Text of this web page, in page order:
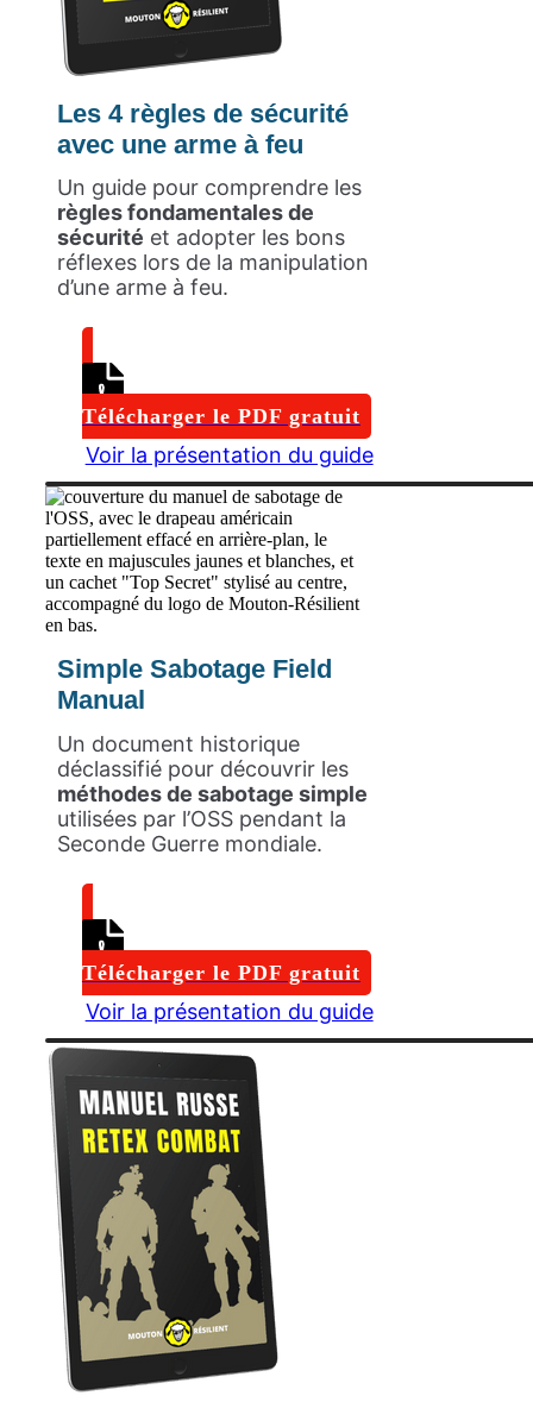
Les 4 règles de sécurité
avec une arme à feu
Un guide pour comprendre les
règles fondamentales de
sécurité et adopter les bons
réflexes lors de la manipulation
d’une arme à feu.
Télécharger le PDF gratuit
Voir la présentation du guide
Simple Sabotage Field
Manual
Un document historique
déclassifié pour découvrir les
méthodes de sabotage simple
utilisées par l’OSS pendant la
Seconde Guerre mondiale.
Télécharger le PDF gratuit
Voir la présentation du guide